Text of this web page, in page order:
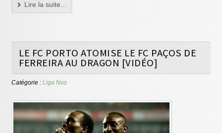
Lire la suite...
LE FC PORTO ATOMISE LE FC PAÇOS DE
FERREIRA AU DRAGON [VIDÉO]
Catégorie :Liga Nos